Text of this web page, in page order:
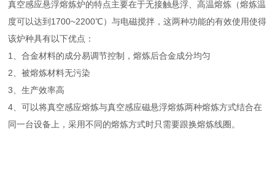
真空感应悬浮熔炼炉的特点主要在于无接触悬浮、高温熔炼（熔炼温
度可以达到1700~2200℃）与电磁搅拌，这两种功能的有效使用使得
该炉种具有以下优点：
1、合金材料的成分易调节控制，熔炼后合金成分均匀
2、被熔炼材料无污染
3、生产效率高
4、可以将真空感应熔炼与真空感应磁悬浮熔炼两种熔炼方式结合在
同一台设备上，采用不同的熔炼方式时只需要跟换熔炼线圈。